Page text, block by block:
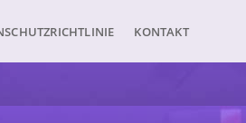
KONTAKT